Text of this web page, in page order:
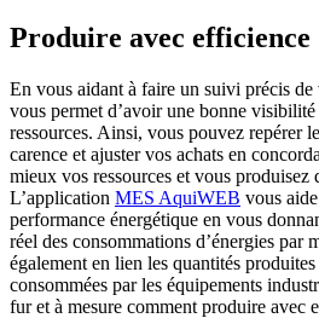
Produire avec efficience
En vous aidant à faire un suivi précis
vous permet d’avoir une bonne
ressources. Ainsi, vous pouvez repérer
carence et ajuster vos achats en
mieux vos ressources et vous produisez
L’application MES AquiWEB vous
performance énergétique en vous
réel des consommations d’énergies par
également en lien les quantités produites
consommées par les équipements
fur et à mesure comment produire avec